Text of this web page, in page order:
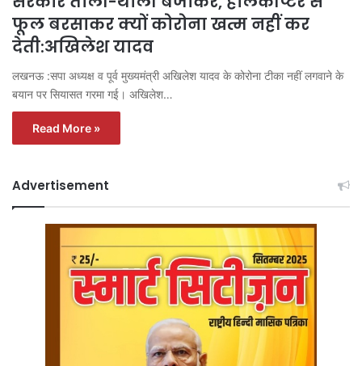
फूल बरसाकर क्यों कोरोना खत्म नहीं कर
देती:अखिलेश यादव
लखनऊ :सपा अध्यक्ष व पूर्व मुख्यमंत्री अखिलेश यादव के कोरोना टीका नहीं लगवाने के
बयान पर सियासत गरमा गई। अखिलेश…
Read More »
Advertisement